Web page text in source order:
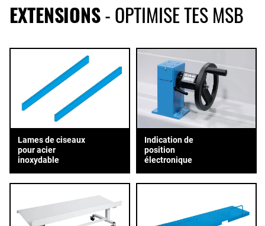
EXTENSIONS- OPTIMISE TES MSB
Lames de ciseaux
pour acier
inoxydable
Indication de
position
électronique